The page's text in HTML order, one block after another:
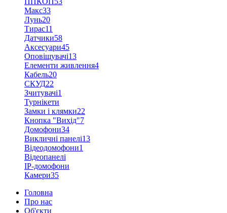
Макс33
Лунь20
Тирас11
Датчики58
Аксесуари45
Оповіщувачі13
Елементи живлення4
Кабель20
СКУД22
Зчитувачі1
Турнікети
Замки і клямки22
Кнопка "Вихід"7
Домофони34
Викличні панелі13
Відеодомофони1
Відеопанелі
IP-домофони
Камери35
Головна
Про нас
Об'єкти